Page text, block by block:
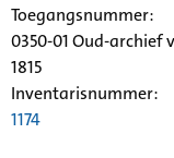
Toegangsnummer:
0350-01 Oud-archief
1815
Inventarisnummer:
1174